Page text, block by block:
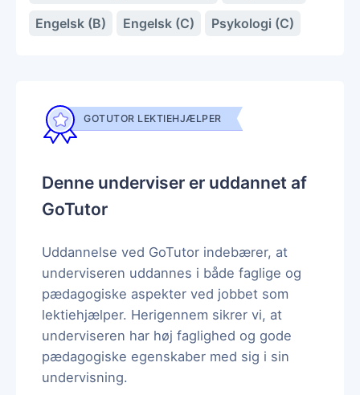
Engelsk (B)
Engelsk (C) Psykologi (C)
GOTUTOR LEKTIEHJÆLPER
Denne underviser er uddannet af
GoTutor
Uddannelse ved GoTutor indebærer, at
underviseren uddannes i både faglige og
pædagogiske aspekter ved jobbet som
lektiehjælper. Herigennem sikrer vi, at
underviseren har høj faglighed og gode
pædagogiske egenskaber med sig i sin
undervisning.